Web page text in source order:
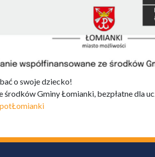
o swoje dziecko!
środków Gminy Łomianki, bezpłatne dla